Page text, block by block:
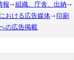
報
組織、庁舎、出納
おける広告媒体
印刷
の広告掲載